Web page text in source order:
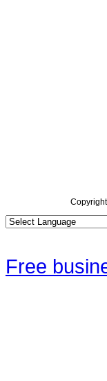
Free